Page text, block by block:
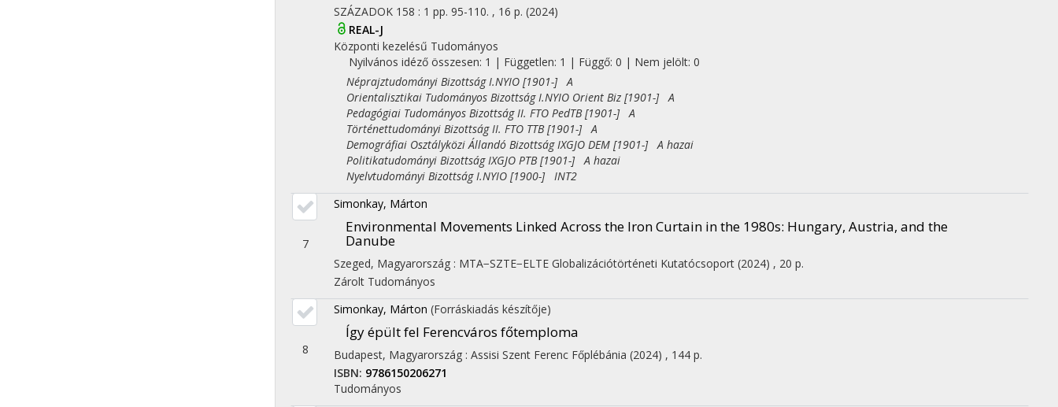
SZÁZADOK 158 : 1 pp. 95-110. , 16 p. (2024)
REAL-J
Központi kezelésű Tudományos
Nyilvános idéző összesen: 1 | Független: 1 | Függő: 0 | Nem jelölt: 0
Néprajztudományi Bizottság I.NYIO [1901-] A
Orientalisztikai Tudományos Bizottság I.NYIO Orient Biz [1901-] A
Pedagógiai Tudományos Bizottság II. FTO PedTB [1901-] A
Történettudományi Bizottság II. FTO TTB [1901-] A
Demográfiai Osztályközi Állandó Bizottság IXGJO DEM [1901-] A hazai
Politikatudományi Bizottság IXGJO PTB [1901-] A hazai
Nyelvtudományi Bizottság I.NYIO [1900-] INT2
7
Simonkay, Márton
Environmental Movements Linked Across the Iron Curtain in the 1980s: Hungary, Austria, and the
Danube
Szeged, Magyarország : MTA−SZTE−ELTE Globalizációtörténeti Kutatócsoport (2024) , 20 p.
Zárolt Tudományos
8
Simonkay, Márton (Forráskiadás készítője)
Így épült fel Ferencváros főtemploma
Budapest, Magyarország : Assisi Szent Ferenc Főplébánia (2024) , 144 p.
ISBN: 9786150206271
Tudományos